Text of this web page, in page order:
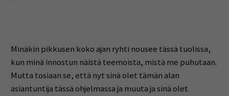
Minäkin pikkusen koko ajan ryhti nousee tässä tuolissa,
kun minä innostun näistä teemoista, mistä me puhutaan.
Mutta tosiaan se, että nyt sinä olet tämän alan
asiantuntija tässä ohjelmassa ja muuta ja sinä olet